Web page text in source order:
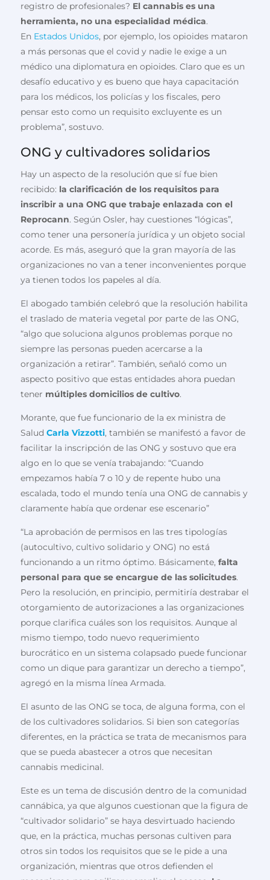
registro de profesionales? El cannabis es una
herramienta, no una especialidad médica.
En Estados Unidos, por ejemplo, los opioides mataron
a más personas que el covid y nadie le exige a un
médico una diplomatura en opioides. Claro que es un
desafío educativo y es bueno que haya capacitación
para los médicos, los policías y los fiscales, pero
pensar esto como un requisito excluyente es un
problema”, sostuvo.
ONG y cultivadores solidarios
Hay un aspecto de la resolución que sí fue bien
recibido: la clarificación de los requisitos para
inscribir a una ONG que trabaje enlazada con el
Reprocann. Según Osler, hay cuestiones “lógicas”,
como tener una personería jurídica y un objeto social
acorde. Es más, aseguró que la gran mayoría de las
organizaciones no van a tener inconvenientes porque
ya tienen todos los papeles al día.
El abogado también celebró que la resolución habilita
el traslado de materia vegetal por parte de las ONG,
“algo que soluciona algunos problemas porque no
siempre las personas pueden acercarse a la
organización a retirar”. También, señaló como un
aspecto positivo que estas entidades ahora puedan
tener múltiples domicilios de cultivo.
Morante, que fue funcionario de la ex ministra de
SaludCarla Vizzotti, también se manifestó a favor de
facilitar la inscripción de las ONG y sostuvo que era
algo en lo que se venía trabajando: “Cuando
empezamos había 7 o 10 y de repente hubo una
escalada, todo el mundo tenía una ONG de cannabis y
claramente había que ordenar ese escenario”
“La aprobación de permisos en las tres tipologías
(autocultivo, cultivo solidario y ONG) no está
funcionando a un ritmo óptimo. Básicamente,falta
personal para que se encargue de las solicitudes.
Pero la resolución, en principio, permitiría destrabar el
otorgamiento de autorizaciones a las organizaciones
porque clarifica cuáles son los requisitos. Aunque al
mismo tiempo, todo nuevo requerimiento
burocrático en un sistema colapsado puede funcionar
como un dique para garantizar un derecho a tiempo”,
agregó en la misma línea Armada.
El asunto de las ONG se toca, de alguna forma, con el
de los cultivadores solidarios. Si bien son categorías
diferentes, en la práctica se trata de mecanismos para
que se pueda abastecer a otros que necesitan
cannabis medicinal.
Este es un tema de discusión dentro de la comunidad
cannábica, ya que algunos cuestionan que la figura de
“cultivador solidario” se haya desvirtuado haciendo
que, en la práctica, muchas personas cultiven para
otros sin todos los requisitos que se le pide a una
organización, mientras que otros defienden el